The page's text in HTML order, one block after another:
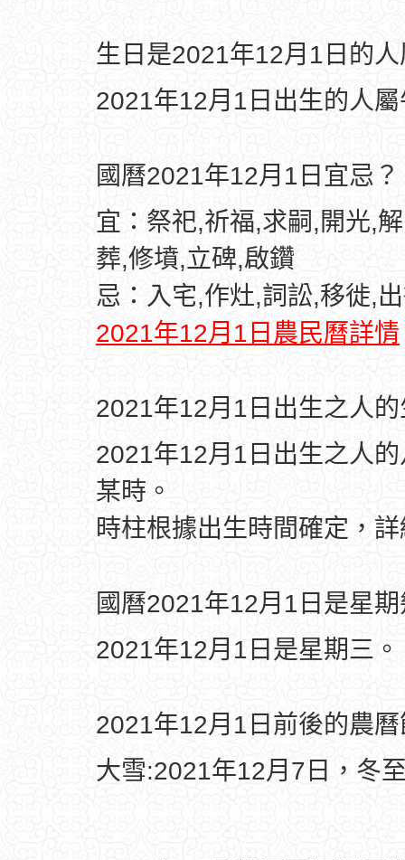
生日是2021年12月1日的
2021年12月1日出生的人
國曆2021年12月1日宜忌？
宜：祭祀,祈福,求嗣,開光,
葬,修墳,立碑,啟鑽
忌：入宅,作灶,詞訟,移徙,
2021年12月1日農民曆詳情
2021年12月1日出生之人
2021年12月1日出生之人
某時。
時柱根據出生時間確定，
國曆2021年12月1日是星
2021年12月1日是星期三。
2021年12月1日前後的農
大雪:2021年12月7日，冬